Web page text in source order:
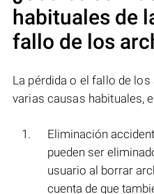
habituales de
fallo de los
La pérdida o el fallo de
varias causas habituales,
Eliminación
pueden ser
usuario al borrar
cuenta de que